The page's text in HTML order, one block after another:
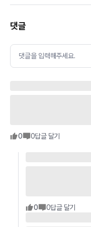
댓글
댓글을 입력해주세요.
0 0답글 달기
0 0답글 달기